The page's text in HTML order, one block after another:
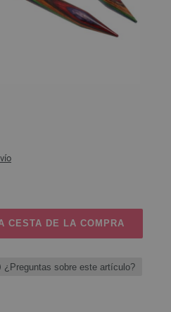
CESTA DE LA COMPRA
¿Preguntas sobre este artículo?